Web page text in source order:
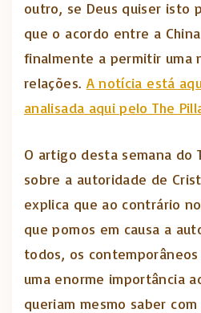
outro, se Deus quiser isto
que o acordo entre a
finalmente a permitir uma
relações. A notícia está
analisada aqui pelo The
O artigo desta semana do
sobre a autoridade de
explica que ao contrário
que pomos em causa a
todos, os contemporâneos
uma enorme importância
queriam mesmo saber